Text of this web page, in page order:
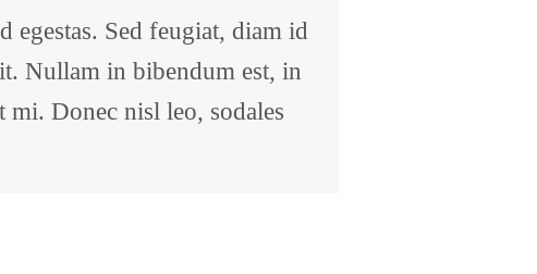
egestas. Sed feugiat, diam id
Nullam in bibendum est, in
mi. Donec nisl leo, sodales